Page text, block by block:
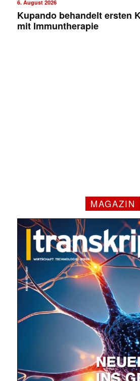
6. August 2026
Kupando behandelt ersten
mit Immuntherapie
MAGAZIN